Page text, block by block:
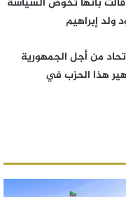
إبراهيم
من أجل الجمهورية
هذا الحزب في